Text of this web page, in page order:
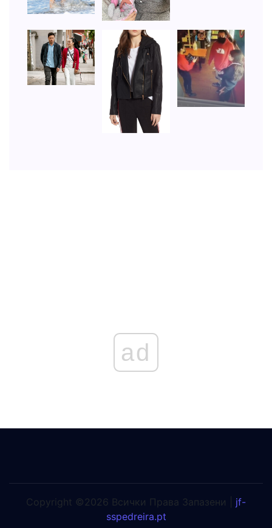
ad
Copyright ©2026 Всички Права Запазени | jf-
sspedreira.pt